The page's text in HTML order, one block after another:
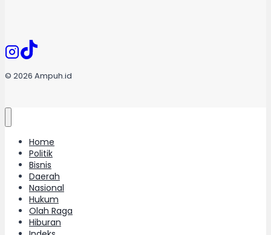
© 2026 Ampuh.id
Home
Politik
Bisnis
Daerah
Nasional
Hukum
Olah Raga
Hiburan